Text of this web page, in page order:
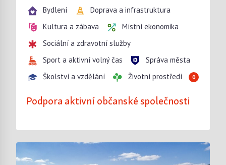
Bydlení
Doprava a infrastruktura
Kultura a zábava
Místní ekonomika
Sociální a zdravotní služby
Sport a aktivní volný čas
Správa města
Školství a vzdělání
Životní prostředí 0
Podpora aktivní občanské společnosti